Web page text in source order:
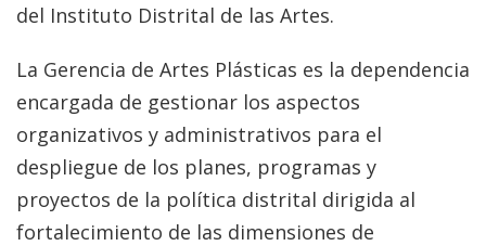
del Instituto Distrital de las Artes.
La Gerencia de Artes Plásticas es la dependencia
encargada de gestionar los aspectos
organizativos y administrativos para el
despliegue de los planes, programas y
proyectos de la política distrital dirigida al
fortalecimiento de las dimensiones de